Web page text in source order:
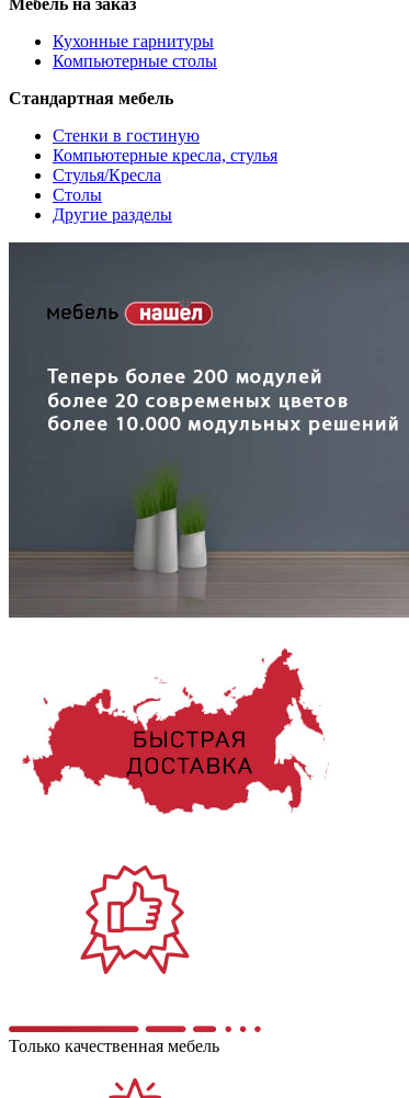
Кухонные гарнитуры
Компьютерные столы
Стандартная мебель
Стенки в гостиную
Компьютерные кресла, стулья
Стулья/Кресла
Столы
Другие разделы
Только качественная мебель